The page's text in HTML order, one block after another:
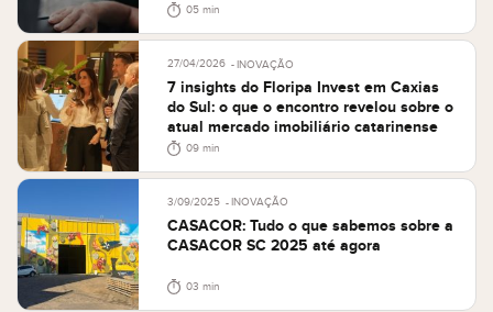
05 min
27/04/2026 INOVAÇÃO
7 insights do Floripa Invest em Caxias
do Sul: o que o encontro revelou sobre o
atual mercado imobiliário catarinense
09 min
3/09/2025 INOVAÇÃO
CASACOR: Tudo o que sabemos sobre a
CASACOR SC 2025 até agora
03 min